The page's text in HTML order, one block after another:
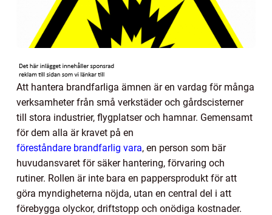
Att hantera brandfarliga ämnen är en vardag för många
verksamheter från små verkstäder och gårdscisterner
till stora industrier, flygplatser och hamnar. Gemensamt
för dem alla är kravet på en
föreståndare brandfarlig vara, en person som bär
huvudansvaret för säker hantering, förvaring och
rutiner. Rollen är inte bara en pappersprodukt för att
göra myndigheterna nöjda, utan en central del i att
förebygga olyckor, driftstopp och onödiga kostnader.